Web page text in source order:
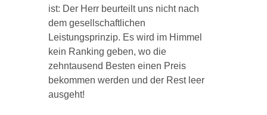
ist: Der Herr beurteilt uns nicht nach
dem gesellschaftlichen
Leistungsprinzip. Es wird im Himmel
kein Ranking geben, wo die
zehntausend Besten einen Preis
bekommen werden und der Rest leer
ausgeht!